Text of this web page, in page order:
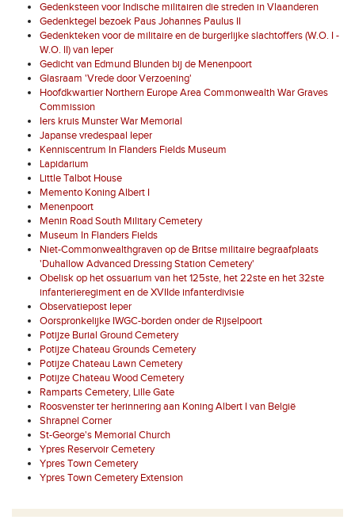
Gedenksteen voor Indische militairen die streden in Vlaanderen
Gedenktegel bezoek Paus Johannes Paulus II
Gedenkteken voor de militaire en de burgerlijke slachtoffers (W.O. I -
W.O. II) van Ieper
Gedicht van Edmund Blunden bij de Menenpoort
Glasraam 'Vrede door Verzoening'
Hoofdkwartier Northern Europe Area Commonwealth War Graves
Commission
Iers kruis Munster War Memorial
Japanse vredespaal Ieper
Kenniscentrum In Flanders Fields Museum
Lapidarium
Little Talbot House
Memento Koning Albert I
Menenpoort
Menin Road South Military Cemetery
Museum In Flanders Fields
Niet-Commonwealthgraven op de Britse militaire begraafplaats
'Duhallow Advanced Dressing Station Cemetery'
Obelisk op het ossuarium van het 125ste, het 22ste en het 32ste
infanterieregiment en de XVIIde infanterdivisie
Observatiepost Ieper
Oorspronkelijke IWGC-borden onder de Rijselpoort
Potijze Burial Ground Cemetery
Potijze Chateau Grounds Cemetery
Potijze Chateau Lawn Cemetery
Potijze Chateau Wood Cemetery
Ramparts Cemetery, Lille Gate
Roosvenster ter herinnering aan Koning Albert I van België
Shrapnel Corner
St-George's Memorial Church
Ypres Reservoir Cemetery
Ypres Town Cemetery
Ypres Town Cemetery Extension